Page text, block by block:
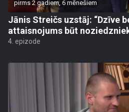
pirms 2 gadiem, 6 mēnešiem
Jānis Streičs uzstāj: “Dzīve
attaisnojums būt
4. epizode